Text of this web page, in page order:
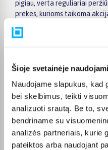
Šioje svetainėje
Naudojame slapukus, kad
bei skelbimus, teikti
analizuoti srautą. Be to,
bendriname su
analizės partneriais, kurie
pateiktos arba naudojant
pigiau, verta reguliariai
prekes, kurioms taikoma
susiaurinti pasirinkimą pagal
aktualius kriterijus, todėl
atitinkantį variantą. Prekės
terminą ir kitas pirkimo
BIGBOX.LT suteikia galimybę
nemokamu 24 mėnesių
pirkti išsimokėtinai,
prekės pristatomos visoje
užsakymams nuo 499 €
Kurjerio pristatymo kaina